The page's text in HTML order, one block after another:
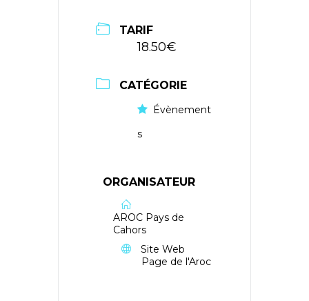
TARIF
18.50€
CATÉGORIE
Évènement
s
ORGANISATEUR
AROC Pays de
Cahors
Site Web
Page de l'Aroc